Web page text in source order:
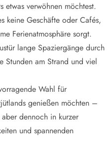
etwas verwöhnen möchtest.
keine Geschäfte oder Cafés,
Ferienatmosphäre sorgt.
lange Spaziergänge durch
Stunden am Strand und viel
Wahl für
genießen möchten –
dennoch in kurzer
und spannenden